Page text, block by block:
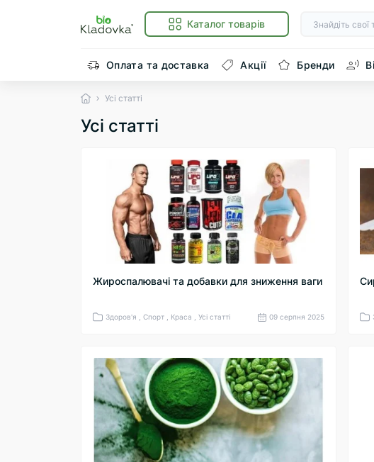
Каталог товарів
Оплата та доставка Акції Бренди
Усі статті
Усі статті
Жироспалювачі та добавки для зниження ваги
Здоров'я , Спорт , Краса , Усі статті 09 серпня 2025